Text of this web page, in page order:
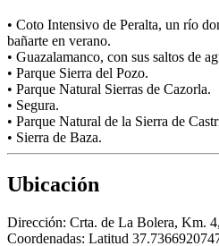
• Coto Intensivo de Peralta, un río
bañarte en verano.
• Guazalamanco, con sus saltos de
• Parque Sierra del Pozo.
• Parque Natural Sierras de Cazorla.
• Segura.
• Parque Natural de la Sierra de
• Sierra de Baza.
Ubicación
Dirección: Crta. de La Bolera, Km.
Coordenadas: Latitud